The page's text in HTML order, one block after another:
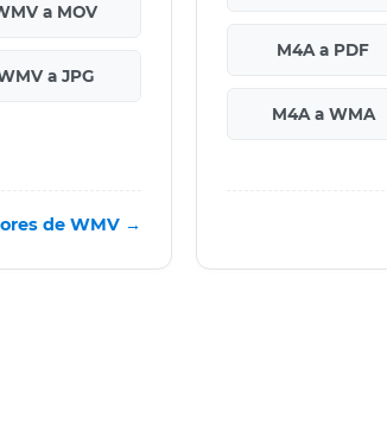
a MOV
a JPG
de WMV →
M4A a PDF
M4A a WMA